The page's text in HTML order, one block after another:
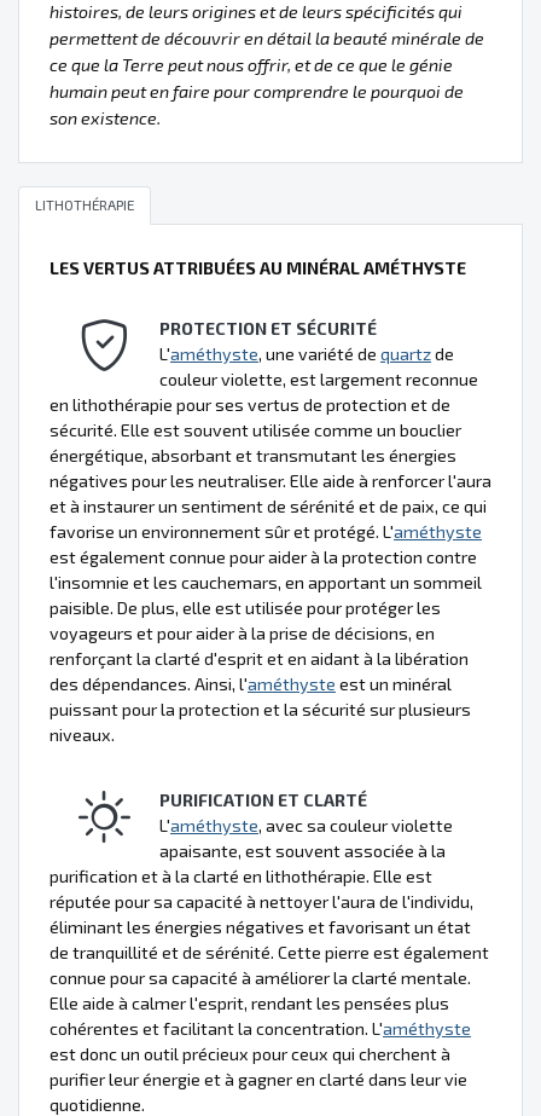
histoires, de leurs origines et de leurs spécificités qui
permettent de découvrir en détail la beauté minérale de
ce que la Terre peut nous offrir, et de ce que le génie
humain peut en faire pour comprendre le pourquoi de
son existence.
LITHOTHÉRAPIE
LES VERTUS ATTRIBUÉES AU MINÉRAL AMÉTHYSTE
PROTECTION ET SÉCURITÉ
L'améthyste, une variété de quartzde
couleur violette, est largement reconnue
en lithothérapie pour ses vertus de protection et de
sécurité. Elle est souvent utilisée comme un bouclier
énergétique, absorbant et transmutant les énergies
négatives pour les neutraliser. Elle aide à renforcer l'aura
et à instaurer un sentiment de sérénité et de paix, ce qui
favorise un environnement sûr et protégé. L'améthyste
est également connue pour aider à la protection contre
l'insomnie et les cauchemars, en apportant un sommeil
paisible. De plus, elle est utilisée pour protéger les
voyageurs et pour aider à la prise de décisions, en
renforçant la clarté d'esprit et en aidant à la libération
des dépendances. Ainsi, l'améthyste est un minéral
puissant pour la protection et la sécurité sur plusieurs
niveaux.
PURIFICATION ET CLARTÉ
L'améthyste, avec sa couleur violette
apaisante, est souvent associée à la
purification et à la clarté en lithothérapie. Elle est
réputée pour sa capacité à nettoyer l'aura de l'individu,
éliminant les énergies négatives et favorisant un état
de tranquillité et de sérénité. Cette pierre est également
connue pour sa capacité à améliorer la clarté mentale.
Elle aide à calmer l'esprit, rendant les pensées plus
cohérentes et facilitant la concentration. L'améthyste
est donc un outil précieux pour ceux qui cherchent à
purifier leur énergie et à gagner en clarté dans leur vie
quotidienne.